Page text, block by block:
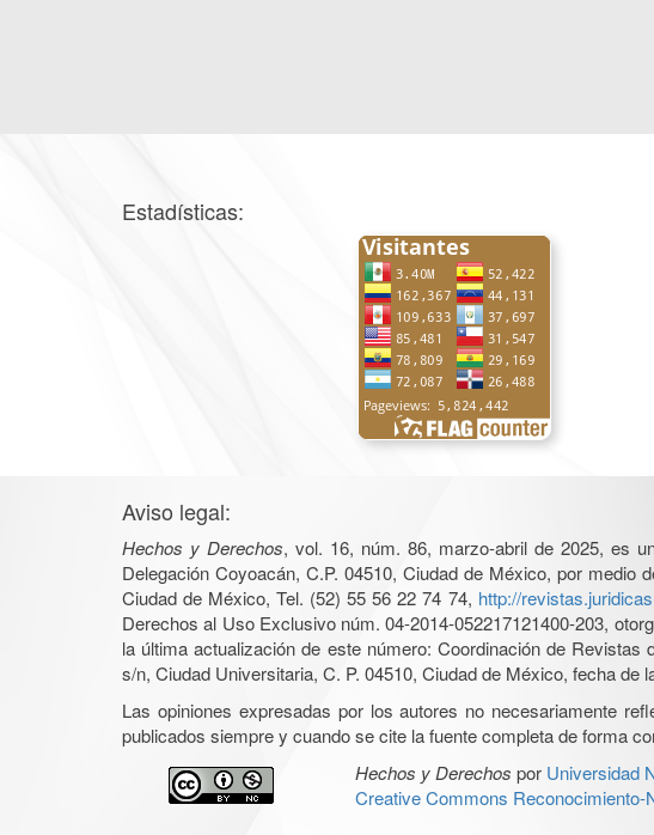
Estadísticas:
Aviso legal:
Hechos y Derechos, vol. 16, núm. 86, marzo-abril de 2025, es
Delegación Coyoacán, C.P. 04510, Ciudad de México, por
Ciudad de México, Tel. (52) 55 56 22 74 74, http://
Derechos al Uso Exclusivo núm. 04-2014-052217121400-203,
la última actualización de este número: Coordinación de
s/n, Ciudad Universitaria, C. P. 04510, Ciudad de México, fecha de
Las opiniones expresadas por los autores no necesariamente
publicados siempre y cuando se cite la fuente completa de forma
Hechos y Derechos por Universidad
Creative Commons Reconocimiento-